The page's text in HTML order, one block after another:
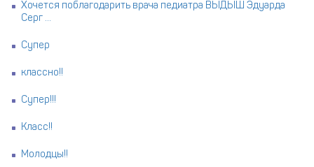
Хочется поблагодарить врача педиатра ВЫДЫШ Эдуарда
Серг ...
Супер
классно!!
Супер!!!
Класс!!
Молодцы!!